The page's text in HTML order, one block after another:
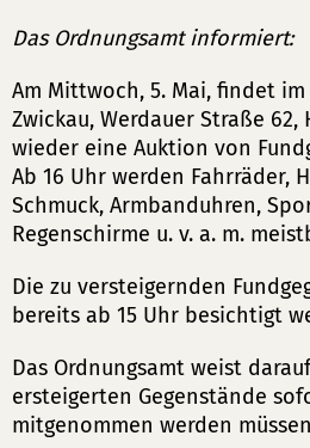
Das Ordnungsamt informiert:
Am Mittwoch, 5. Mai, findet
Zwickau, Werdauer Straße 62,
wieder eine Auktion von
Ab 16 Uhr werden Fahrräder,
Schmuck, Armbanduhren,
Regenschirme u. v. a. m.
Die zu versteigernden
bereits ab 15 Uhr besichtigt
Das Ordnungsamt weist
ersteigerten Gegenstände
mitgenommen werden